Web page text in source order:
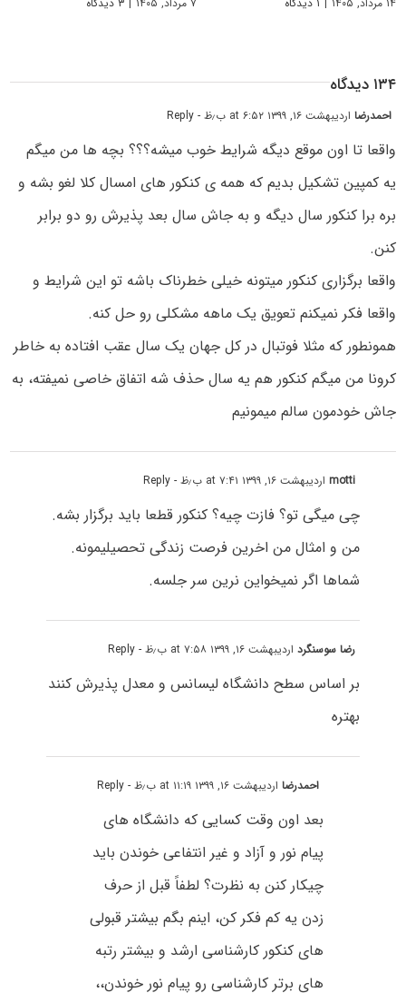
۱۳۴ دیدگاه
احمدرضااردیبهشت ۱۶, ۱۳۹۹ at ۶:۵۲ ب٫ظ - Reply
واقعا تا اون موقع دیگه شرایط خوب میشه؟؟؟ بچه ها من میگم
یه کمپین تشکیل بدیم که همه ی کنکور های امسال کلا لغو بشه و
بره برا کنکور سال دیگه و به جاش سال بعد پذیرش رو دو برابر
کنن.
واقعا برگزاری کنکور میتونه خیلی خطرناک باشه تو این شرایط و
واقعا فکر نمیکنم تعویق یک ماهه مشکلی رو حل کنه.
همونطور که مثلا فوتبال در کل جهان یک سال عقب افتاده به خاطر
کرونا من میگم کنکور هم یه سال حذف شه اتفاق خاصی نمیفته، به
جاش خودمون سالم میمونیم
mottiاردیبهشت ۱۶, ۱۳۹۹ at ۷:۴۱ ب٫ظ - Reply
چی میگی تو؟ فازت چیه؟ کنکور قطعا باید برگزار بشه.
من و امثال من اخرین فرصت زندگی تحصیلیمونه.
شماها اگر نمیخواین نرین سر جلسه.
رضا سوسنگرداردیبهشت ۱۶, ۱۳۹۹ at ۷:۵۸ ب٫ظ - Reply
بر اساس سطح دانشگاه لیسانس و معدل پذیرش کنند
بهتره
احمدرضااردیبهشت ۱۶, ۱۳۹۹ at ۱۱:۱۹ ب٫ظ - Reply
بعد اون وقت کسایی که دانشگاه های
پیام نور و آزاد و غیر انتفاعی خوندن باید
چیکار کنن به نظرت؟ لطفاً قبل از حرف
زدن یه کم فکر کن، اینم بگم بیشتر قبولی
های کنکور کارشناسی ارشد و بیشتر رتبه
های برتر کارشناسی رو پیام نور خوندن،،